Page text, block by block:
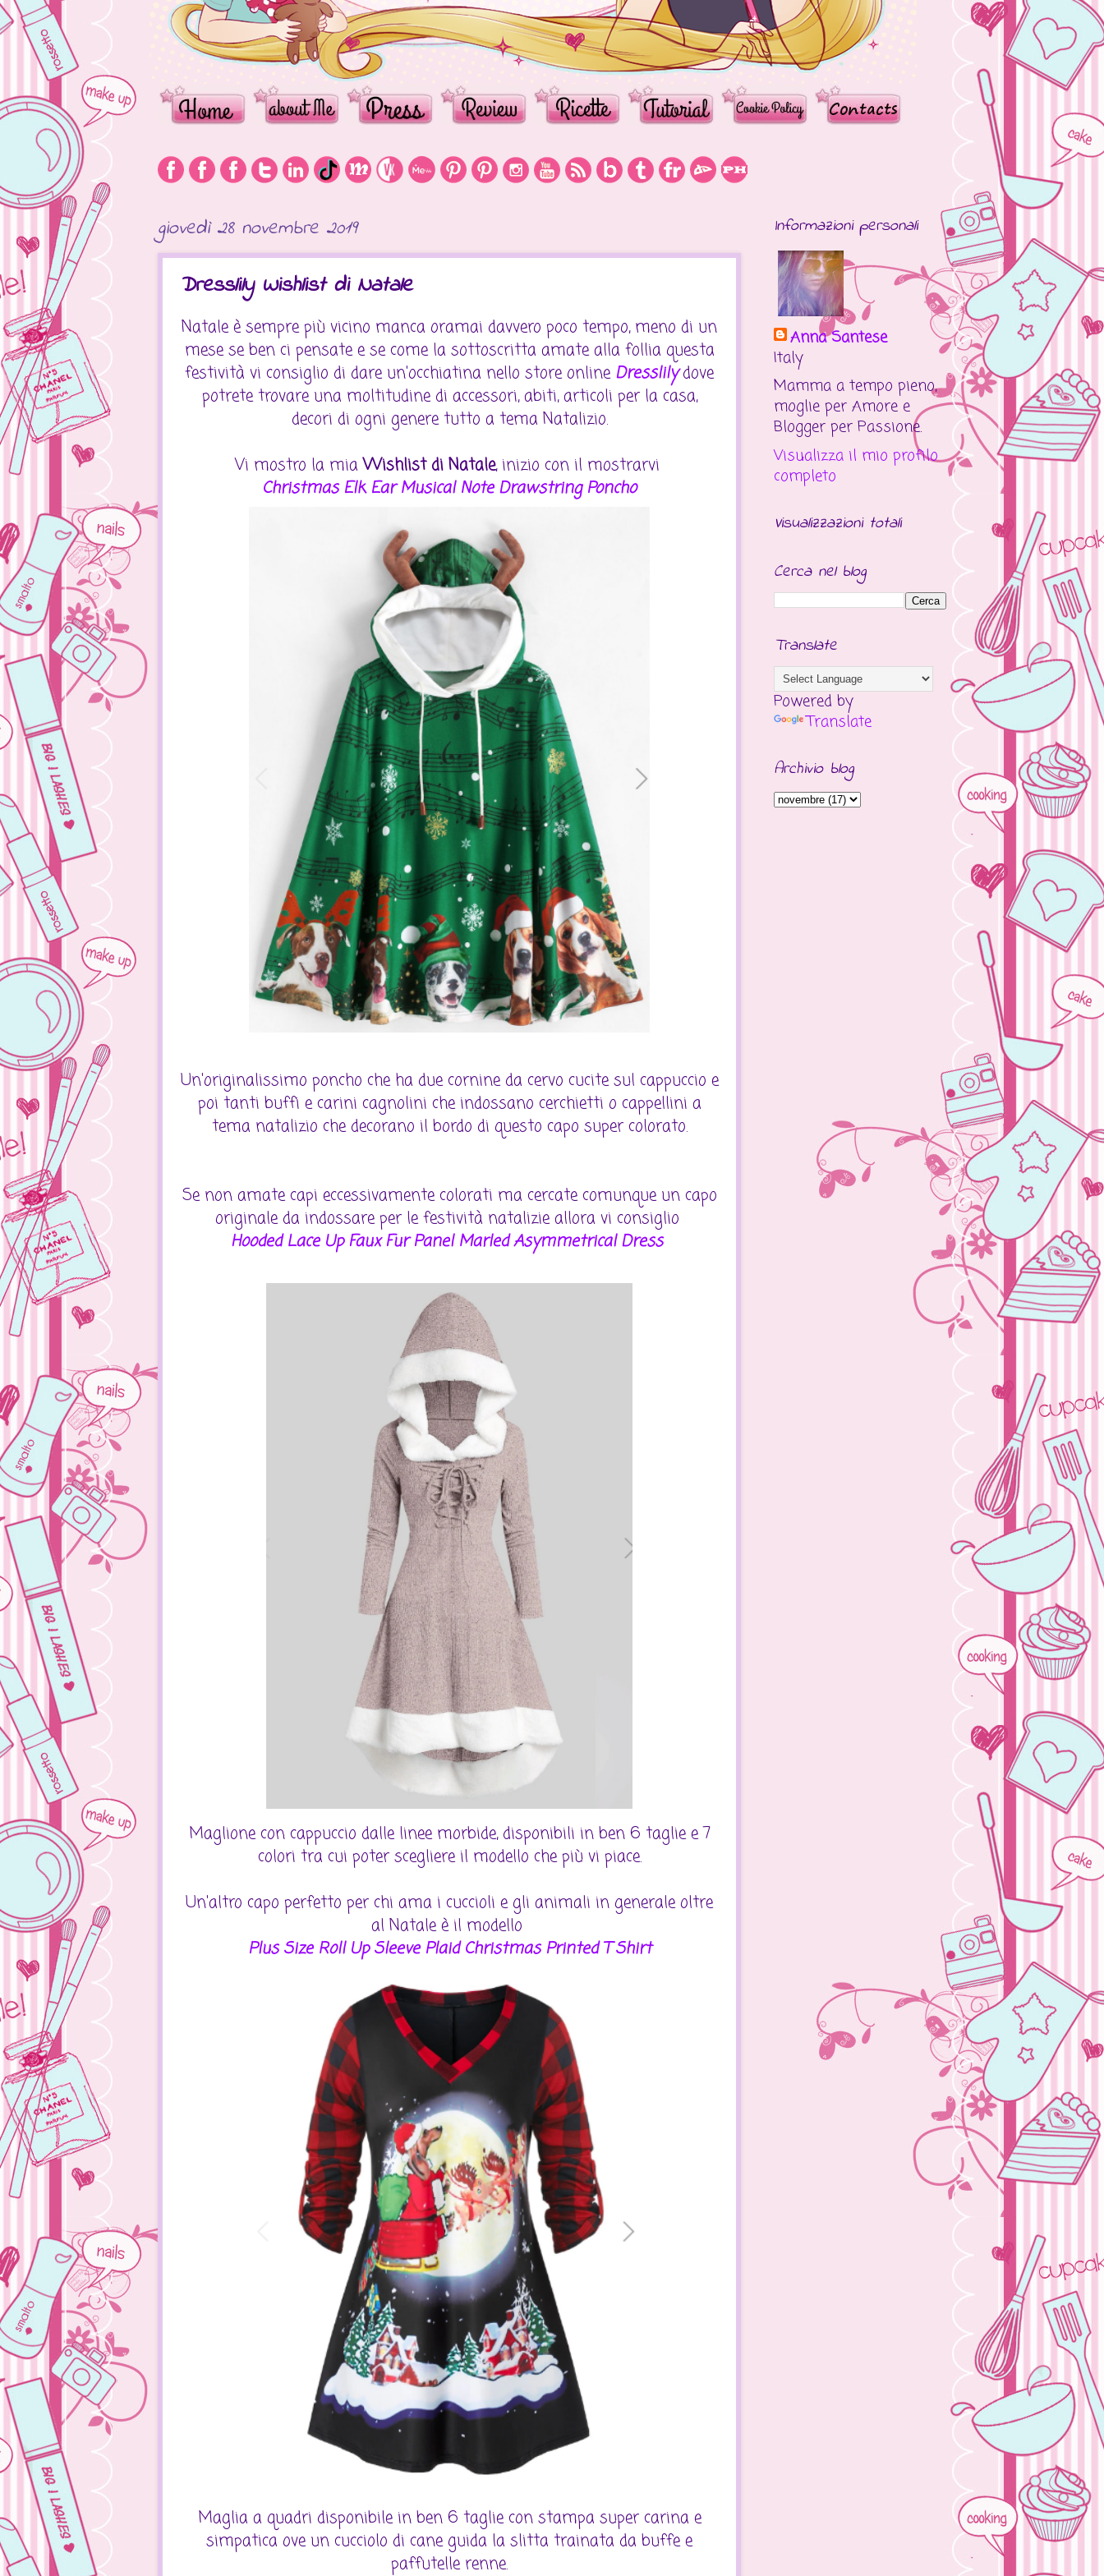
giovedì 28 novembre 2019
Dresslily Wishlist di Natale
Natale è sempre più vicino manca oramai davvero poco tempo, meno di un
mese se ben ci pensate e se come la sottoscritta amate alla follia questa
festività vi consiglio di dare un'occhiatina nello store online Dresslily dove
potrete trovare una moltitudine di accessori, abiti, articoli per la casa,
decori di ogni genere tutto a tema Natalizio.
Vi mostro la miaWishlist di Natale, inizio con il mostrarvi
Christmas Elk Ear Musical Note Drawstring Poncho
Un'originalissimo poncho che ha due cornine da cervo cucite sul cappuccio e
poi tanti buffi e carini cagnolini che indossano cerchietti o cappellini a
tema natalizio che decorano il bordo di questo capo super colorato.
Se non amate capi eccessivamente colorati ma cercate comunque un capo
originale da indossare per le festività natalizie allora vi consiglio
Hooded Lace Up Faux Fur Panel Marled Asymmetrical Dress
Maglione con cappuccio dalle linee morbide, disponibili in ben 6 taglie e 7
colori tra cui poter scegliere il modello che più vi piace.
Un'altro capo perfetto per chi ama i cuccioli e gli animali in generale oltre
al Natale è il modello
Plus Size Roll Up Sleeve Plaid Christmas Printed T Shirt
Maglia a quadri disponibile in ben 6 taglie con stampa super carina e
simpatica ove un cucciolo di cane guida la slitta trainata da buffe e
paffutelle renne.
Informazioni personali
Anna Santese
Italy
Mamma a tempo pieno,
moglie per Amore e
Blogger per Passione.
Visualizza il mio profilo
completo
Visualizzazioni totali
Cerca nel blog
Translate
Powered by
Translate
Archivio blog